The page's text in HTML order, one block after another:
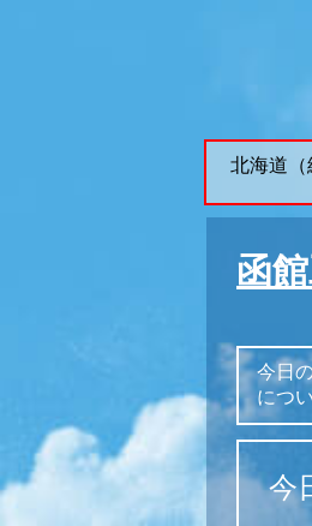
北海道（
函
今日
につ
今